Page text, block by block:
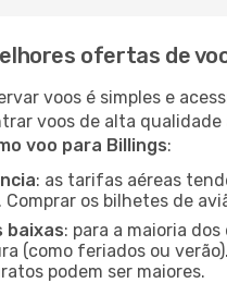
ofertas de
voos é simples e
voos de alta
voo para Billings:
: as tarifas aéreas
Comprar os bilhetes de
baixas: para a maioria
(como feriados ou
podem ser maiores.